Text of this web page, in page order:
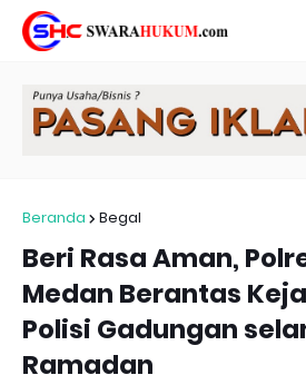
Beranda Begal
Beri Rasa Aman,
Medan Berantas
Polisi Gadungan
Ramadan